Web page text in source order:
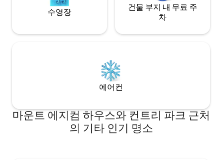
수영장
건물 부지 내 무료 주
차
에어컨
마운트 에지컴 하우스와 컨트리 파크 근처
의 기타 인기 명소